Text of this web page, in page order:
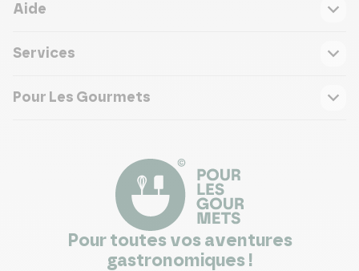
Aide
Services
Pour Les Gourmets
Pour toutes vos aventures
gastronomiques !